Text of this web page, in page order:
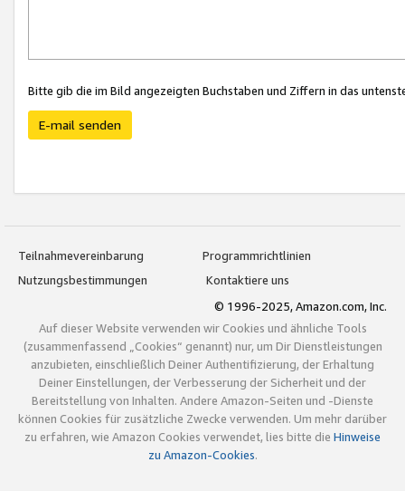
Bitte gib die im Bild angezeigten Buchstaben und Ziffern in das
E-mail senden
Teilnahmevereinbarung
Programmrichtlinien
Nutzungsbestimmungen
Kontaktiere uns
© 1996-2025, Amazon.com, Inc.
Auf dieser Website verwenden wir Cookies und ähnliche Tools
(zusammenfassend „Cookies“ genannt) nur, um Dir Dienstleistungen
anzubieten, einschließlich Deiner Authentifizierung, der Erhaltung
Deiner Einstellungen, der Verbesserung der Sicherheit und der
Bereitstellung von Inhalten. Andere Amazon-Seiten und -Dienste
können Cookies für zusätzliche Zwecke verwenden. Um mehr darüber
zu erfahren, wie Amazon Cookies verwendet, lies bitte die Hinweise
zu Amazon-Cookies.